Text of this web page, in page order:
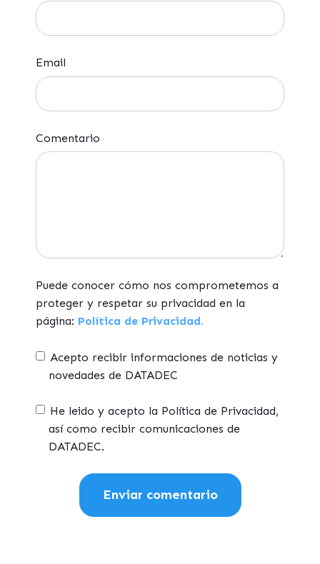
Email
Comentario
Puede conocer cómo nos comprometemos a
proteger y respetar su privacidad en la
página: Política de Privacidad.
Acepto recibir informaciones de noticias y
novedades de DATADEC
He leido y acepto la Política de Privacidad,
así como recibir comunicaciones de
DATADEC.